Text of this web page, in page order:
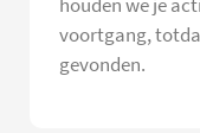
houden we je
voortgang,
gevonden.